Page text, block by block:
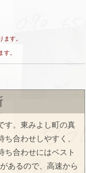
す。
。
す。東みよし町の真
合わせしやすく、
ち合わせにはベスト
あるので、高速から